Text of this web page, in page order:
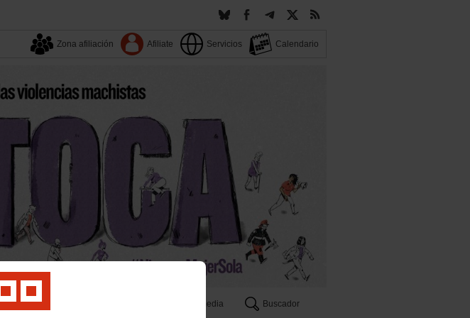
Zona afiliación Afiliate Servicios Calendario
Quienes somos Multimedia
Buscador